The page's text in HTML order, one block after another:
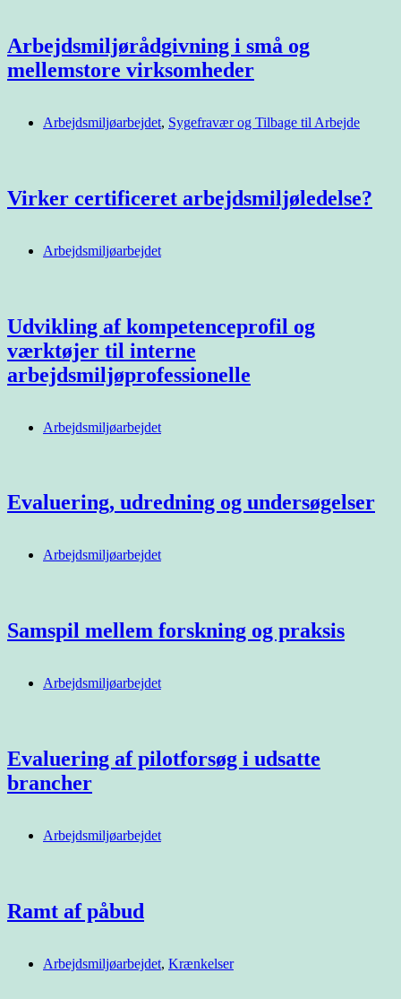
Arbejdsmiljørådgivning i små og
mellemstore virksomheder
Arbejdsmiljøarbejdet, Sygefravær og Tilbage til Arbejde
Virker certificeret arbejdsmiljøledelse?
Arbejdsmiljøarbejdet
Udvikling af kompetenceprofil og
værktøjer til interne
arbejdsmiljøprofessionelle
Arbejdsmiljøarbejdet
Evaluering, udredning og undersøgelser
Arbejdsmiljøarbejdet
Samspil mellem forskning og praksis
Arbejdsmiljøarbejdet
Evaluering af pilotforsøg i udsatte
brancher
Arbejdsmiljøarbejdet
Ramt af påbud
Arbejdsmiljøarbejdet, Krænkelser